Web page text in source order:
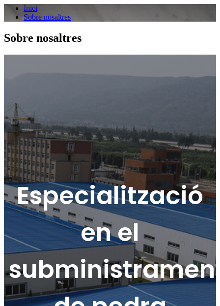
Inici
Sobre nosaltres
Sobre nosaltres
Especialització
en el